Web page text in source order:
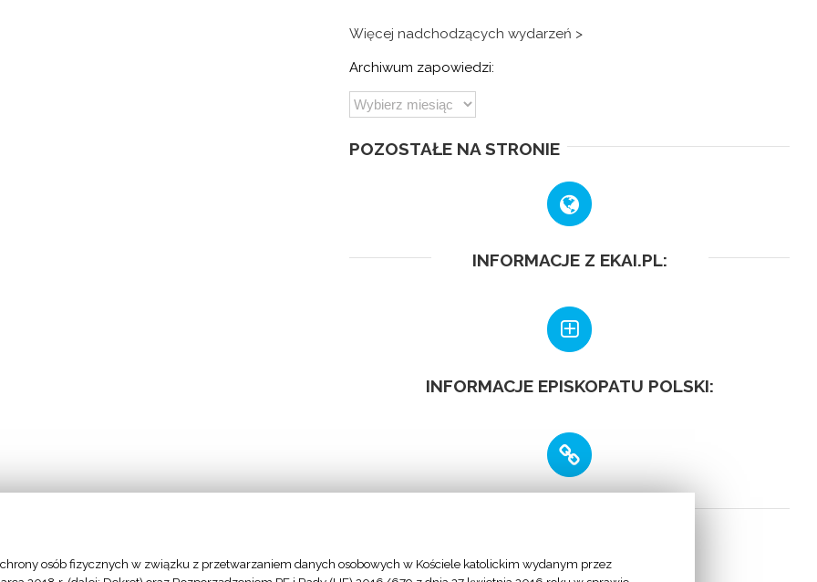
Więcej nadchodzących wydarzeń >
Archiwum zapowiedzi:
POZOSTAŁE NA STRONIE
INFORMACJE Z EKAI.PL:
INFORMACJE EPISKOPATU POLSKI:
- Stolica Apostolska
osób fizycznych w związku z przetwarzaniem danych osobowych w Kościele katolickim wydanym przez